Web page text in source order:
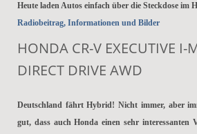
Heute laden Autos einfach über die Steckdose im
Radiobeitrag, Informationen und Bilder
HONDA CR-V EXECUTIVE I-
DIRECT DRIVE AWD
Deutschland fährt Hybrid! Nicht immer, aber
gut, dass auch Honda einen sehr interessanten